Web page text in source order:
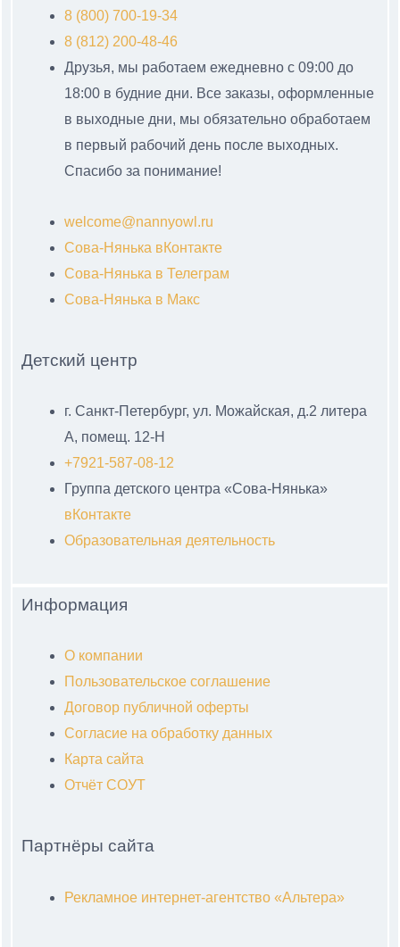
8 (800) 700-19-34
8 (812) 200-48-46
Друзья, мы работаем ежедневно с 09:00 до
18:00 в будние дни. Все заказы, оформленные
в выходные дни, мы обязательно обработаем
в первый рабочий день после выходных.
Спасибо за понимание!
welcome@nannyowl.ru
Сова-Нянька вКонтакте
Сова-Нянька в Телеграм
Сова-Нянька в Макс
Детский центр
г. Санкт-Петербург, ул. Можайская, д.2 литера
А, помещ. 12-Н
+7921-587-08-12
Группа детского центра «Сова-Нянька»
вКонтакте
Образовательная деятельность
Информация
О компании
Пользовательское соглашение
Договор публичной оферты
Согласие на обработку данных
Карта сайта
Отчёт СОУТ
Партнёры сайта
Рекламное интернет-агентство «Альтера»